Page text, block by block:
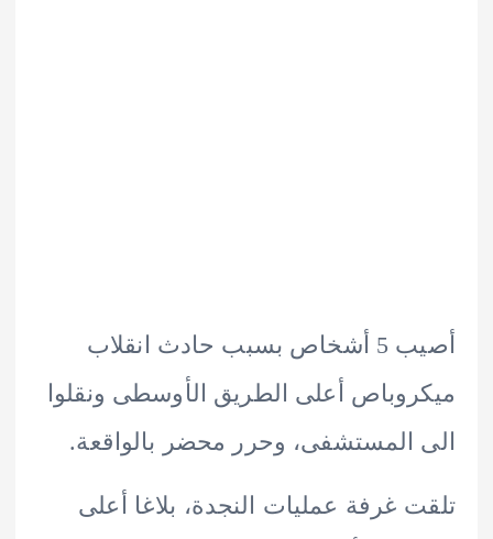
أصيب 5 أشخاص بسبب حادث انقلاب
أعلى الطريق الأوسطى ونقلوا
المستشفى، وحرر محضر بالواقعة.
غرفة عمليات النجدة، بلاغا أعلى